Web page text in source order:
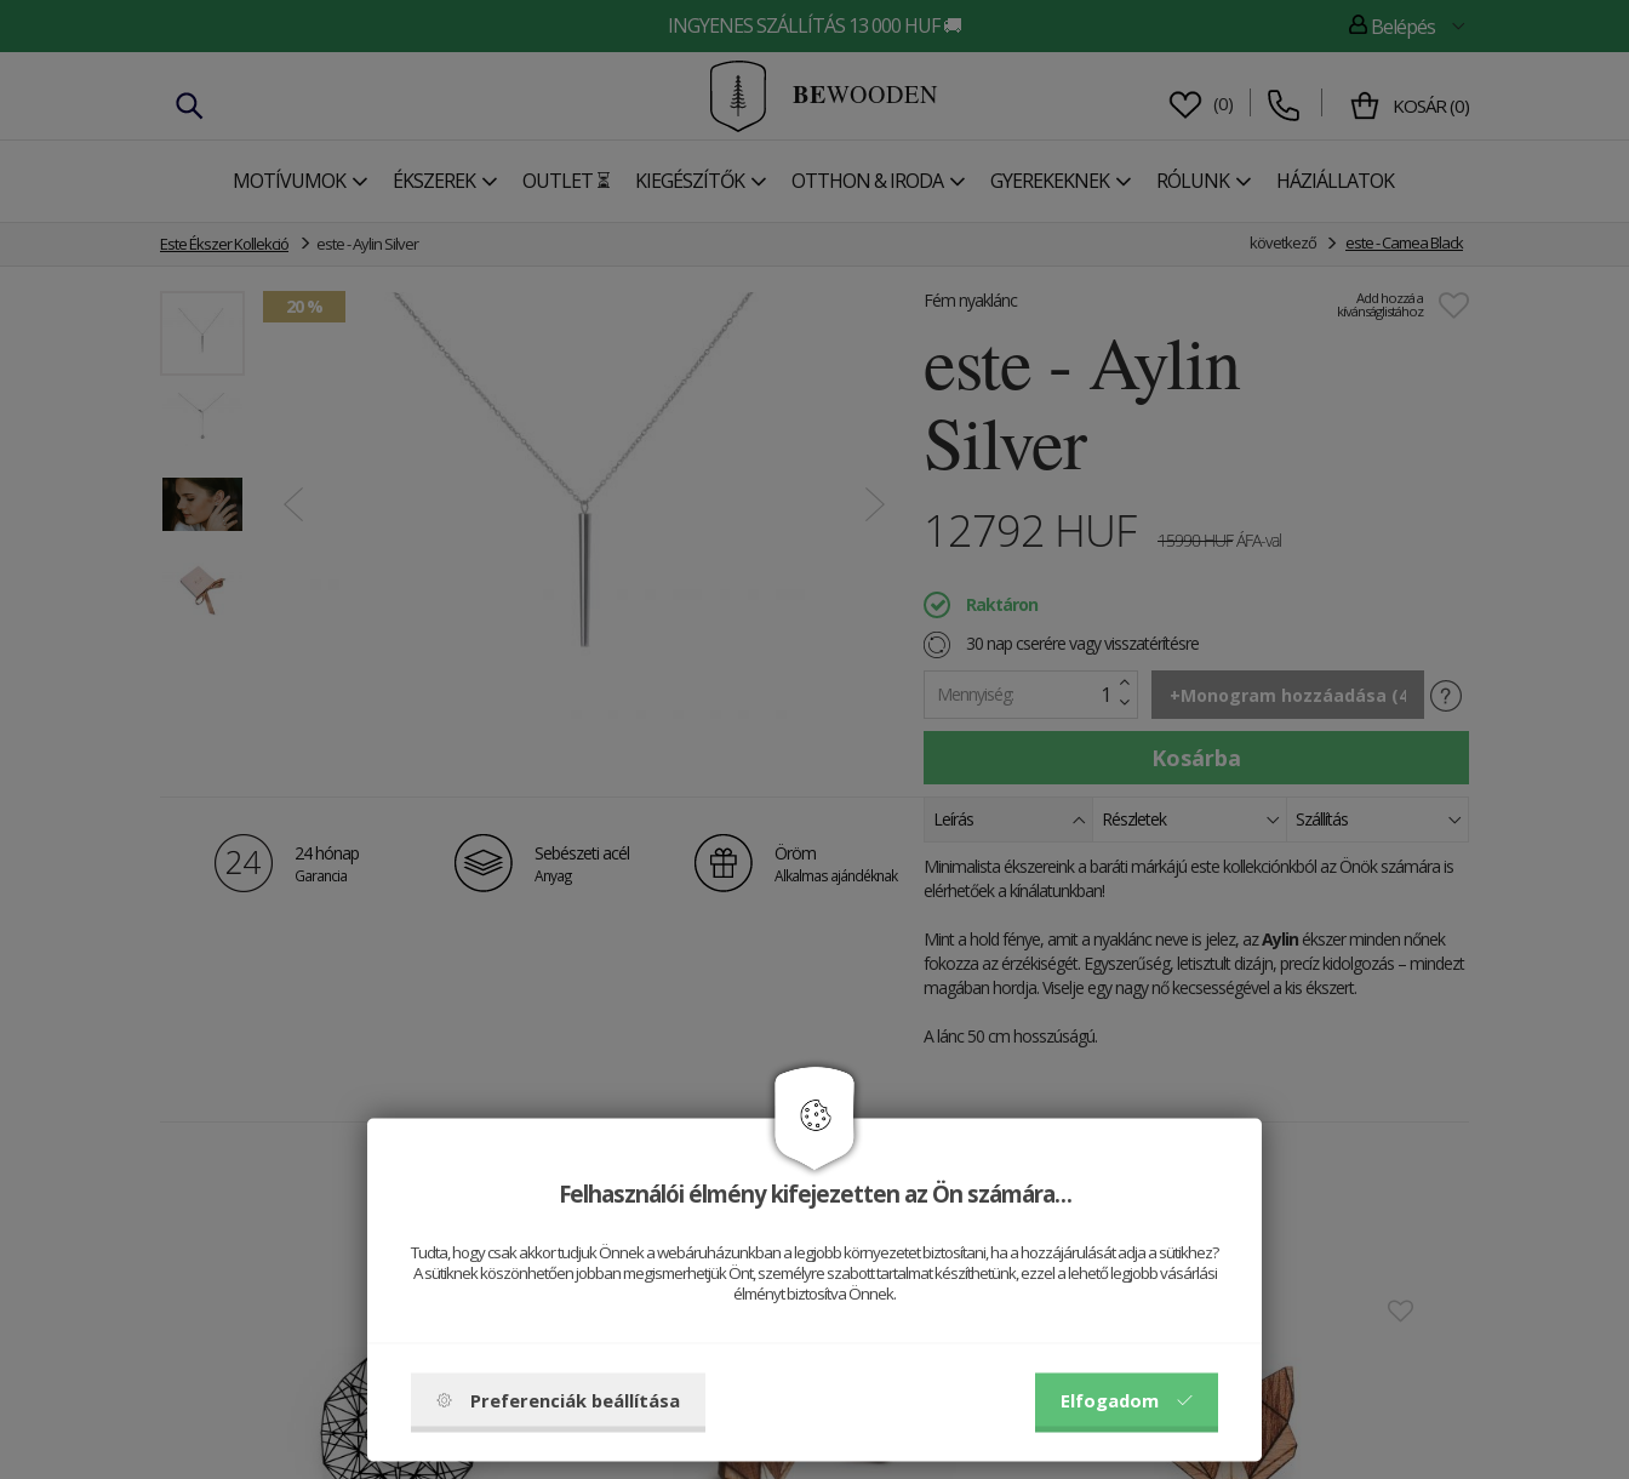
INGYENES SZÁLLÍTÁS 13 000 HUF 🚚 Belépés
BEWOODEN (0) KOSÁR(0)
MOTÍVUMOK ÉKSZEREK OUTLET ⏳ KIEGÉSZÍTŐK OTTHON & IRODA GYEREKEKNEK RÓLUNK HÁZIÁLLATOK
Este Ékszer Kollekció este - Aylin Silver következő este - Camea Black
20 % Add hozzá a
kívánságlistához
Fém nyaklánc
este - Aylin
Silver
12792 HUF 15990HUFÁFA-val
Raktáron
30 nap cserére vagy visszatérítésre
Mennyiség:
24 hónap
Garancia
Sebészeti acél
Anyag
Öröm
Alkalmas ajándéknak
Leírás Részletek Szállítás
Minimalista ékszereink a baráti márkájú este kollekciónkból az Önök számára is
elérhetőek a kínálatunkban!
Mint a hold fénye, amit a nyaklánc neve is jelez, azAylin ékszer minden nőnek
fokozza az érzékiségét. Egyszerűség, letisztult dizájn, precíz kidolgozás – mindezt
magában hordja. Viselje egy nagy nő kecsességével a kis ékszert.
A lánc 50 cm hosszúságú.
Jól néz ki vele
Felhasználói élmény kifejezetten az Ön számára…
Tudta, hogy csak akkor tudjuk Önnek a webáruházunkban a legjobb környezetet biztosítani, ha a hozzájárulását adja a sütikhez?
A sütiknek köszönhetően jobban megismerhetjük Önt, személyre szabott tartalmat készíthetünk, ezzel a lehető legjobb vásárlási
élményt biztosítva Önnek.
Preferenciák beállítása Elfogadom